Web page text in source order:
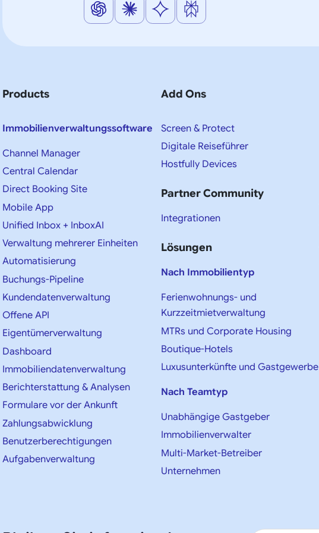
Products
Immobilienverwaltungssoftware
Channel Manager
Central Calendar
Direct Booking Site
Mobile App
Unified Inbox + InboxAI
Verwaltung mehrerer Einheiten
Automatisierung
Buchungs-Pipeline
Kundendatenverwaltung
Offene API
Eigentümerverwaltung
Dashboard
Immobiliendatenverwaltung
Berichterstattung & Analysen
Formulare vor der Ankunft
Zahlungsabwicklung
Benutzerberechtigungen
Aufgabenverwaltung
Add Ons
Screen & Protect
Digitale Reiseführer
Hostfully Devices
Partner Community
Integrationen
Lösungen
Nach Immobilientyp
Ferienwohnungs- und
Kurzzeitmietverwaltung
MTRs und Corporate Housing
Boutique-Hotels
Luxusunterkünfte und Gastgewerbe
Nach Teamtyp
Unabhängige Gastgeber
Immobilienverwalter
Multi-Market-Betreiber
Unternehmen